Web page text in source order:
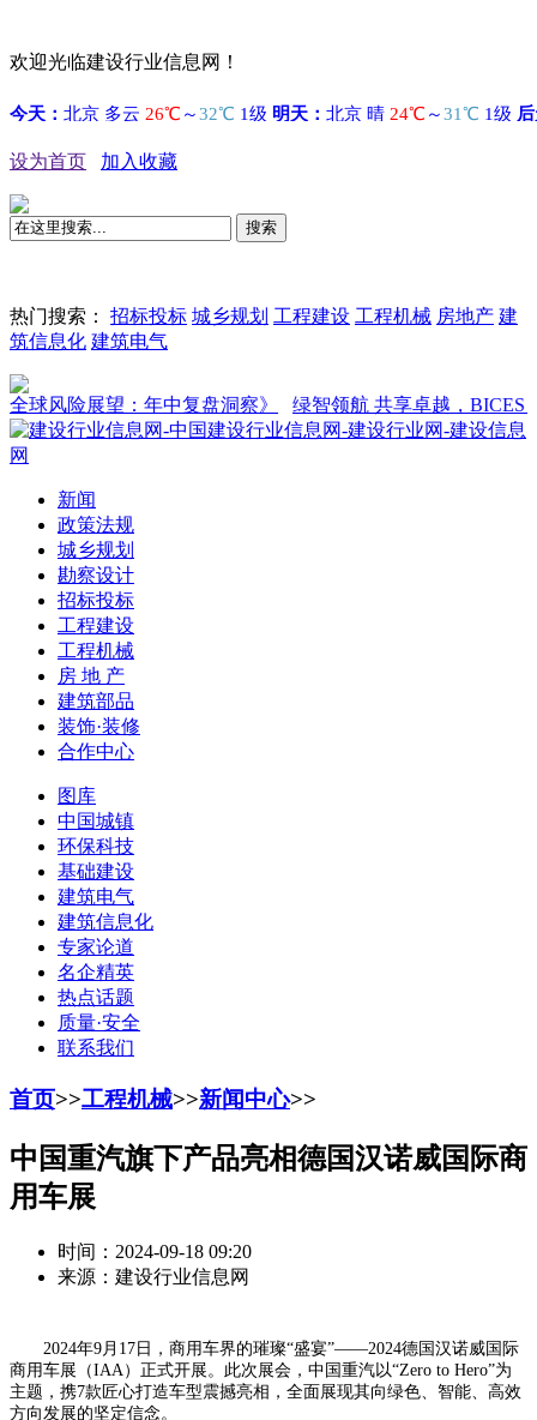
欢迎光临建设行业信息网！
设为首页 加入收藏
搜索
热门搜索： 招标投标 城乡规划 工程建设 工程机械 房地产 建
筑信息化 建筑电气
望：年中复盘洞察》 绿智领航 共享卓越，BICES 2027新闻
新闻
政策法规
城乡规划
勘察设计
招标投标
工程建设
工程机械
房 地 产
建筑部品
装饰·装修
合作中心
图库
中国城镇
环保科技
基础建设
建筑电气
建筑信息化
专家论道
名企精英
热点话题
质量·安全
联系我们
首页>>工程机械>>新闻中心>>
中国重汽旗下产品亮相德国汉诺威国际商
用车展
时间：2024-09-18 09:20
来源：建设行业信息网
2024年9月17日，商用车界的璀璨“盛宴”——2024德国汉诺威国际
商用车展（IAA）正式开展。此次展会，中国重汽以“Zero to Hero”为
主题，携7款匠心打造车型震撼亮相，全面展现其向绿色、智能、高效
方向发展的坚定信念。